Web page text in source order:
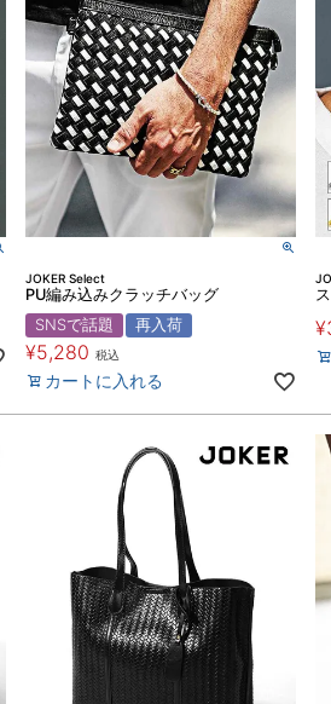
JOKER Select
PU編み込みクラッチバッグ
SNSで話題
再入荷
¥5,280 税込
カートに入れる
¥